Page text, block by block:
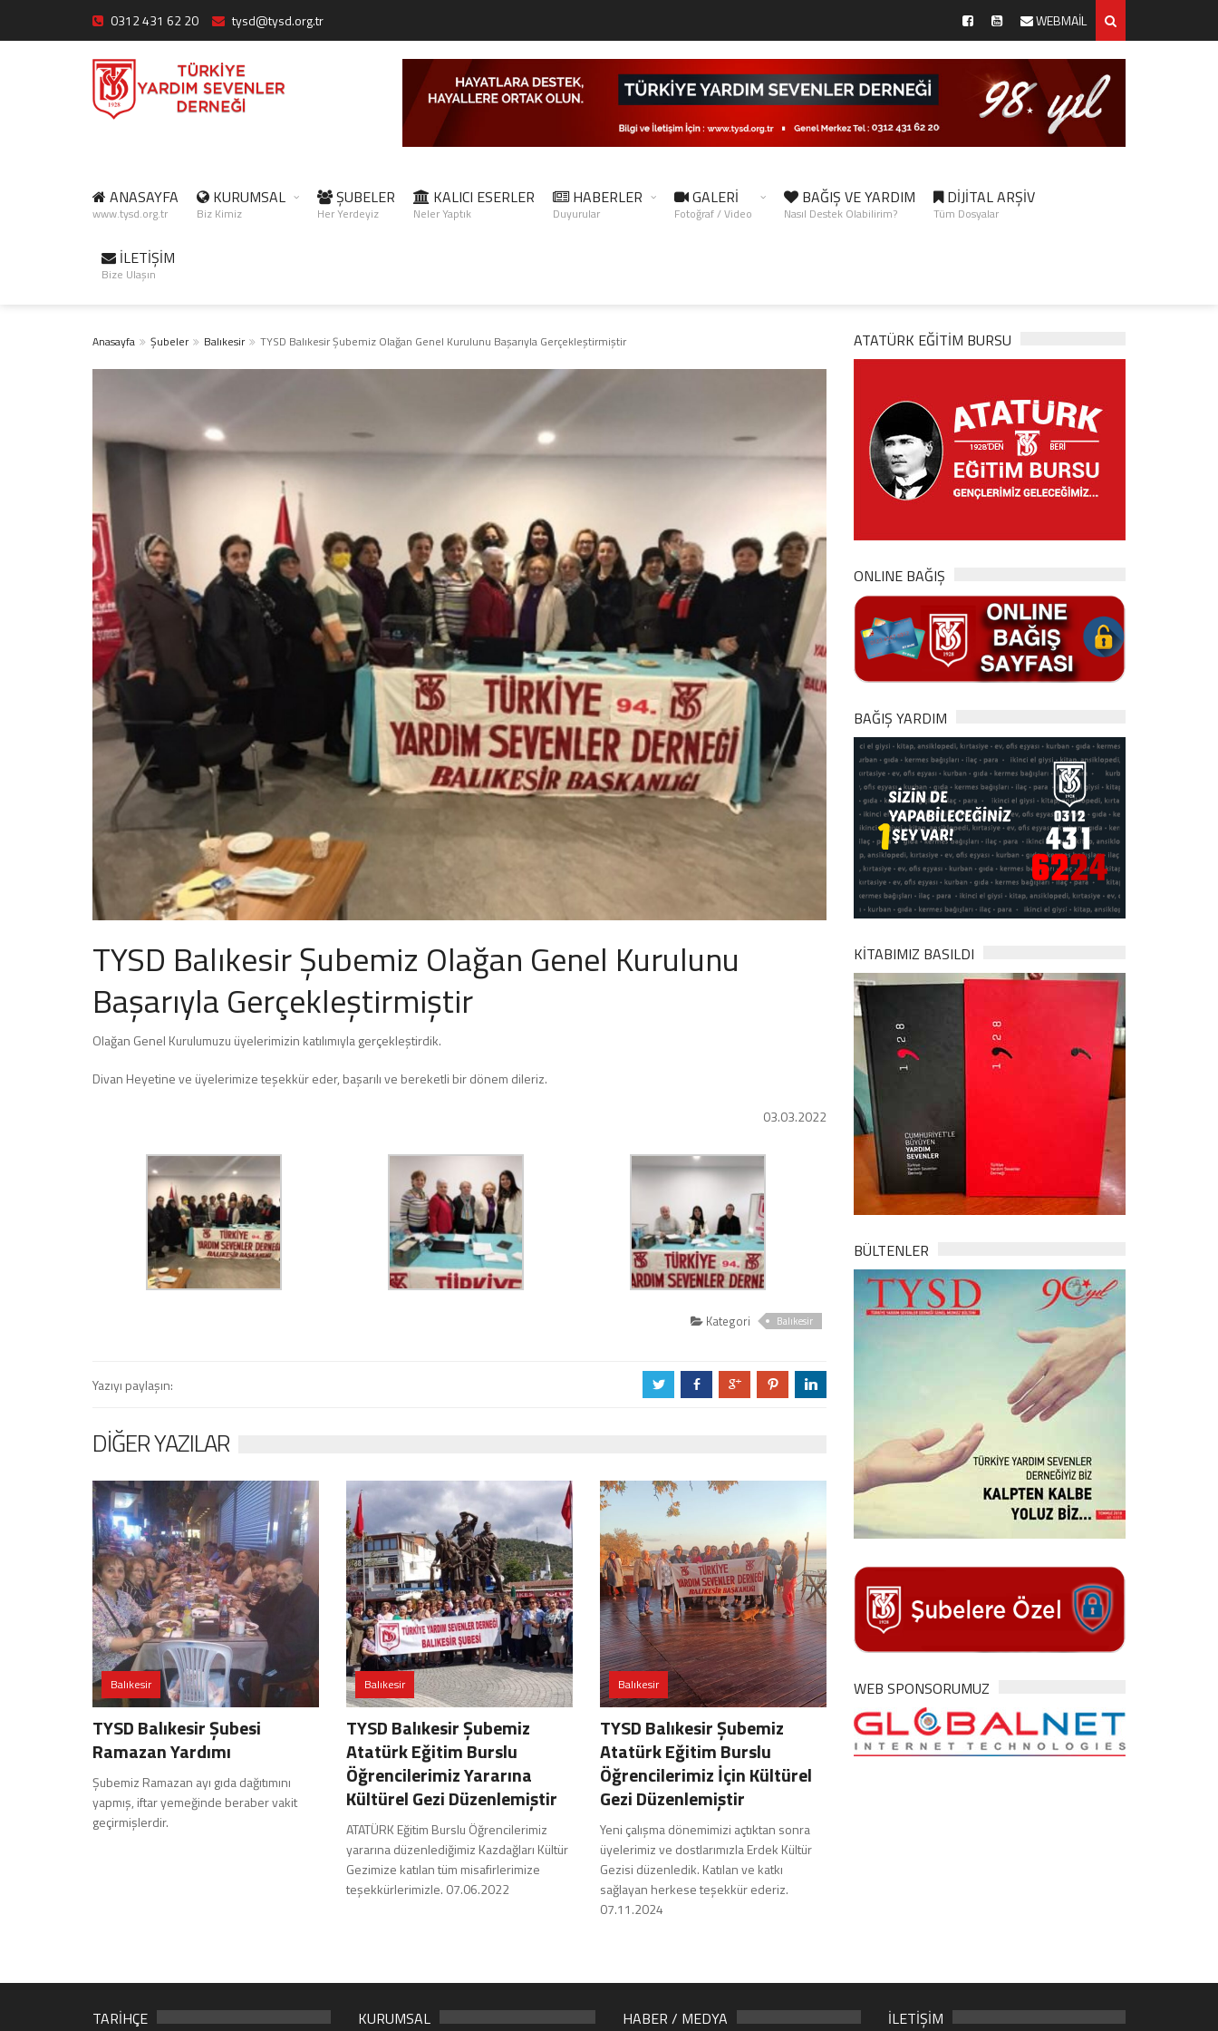
0312 431 62 20 tysd@tysd.org.tr WEBMAİL
ANASAYFA
www.tysd.org.tr
KURUMSAL
Biz Kimiz
ŞUBELER
Her Yerdeyiz
KALICI ESERLER
Neler Yaptık
HABERLER
Duyurular
GALERİ
Fotoğraf / Video
BAĞIŞ VE YARDIM
Nasıl Destek Olabilirim?
DİJİTAL ARŞİV
Tüm Dosyalar
İLETİŞİM
Bize Ulaşın
Anasayfa Şubeler Balıkesir TYSD Balıkesir Şubemiz Olağan Genel Kurulunu Başarıyla Gerçekleştirmiştir
TYSD Balıkesir Şubemiz Olağan Genel Kurulunu
Başarıyla Gerçekleştirmiştir
Olağan Genel Kurulumuzu üyelerimizin katılımıyla gerçekleştirdik.
Divan Heyetine ve üyelerimize teşekkür eder, başarılı ve bereketli bir dönem dileriz.
03.03.2022
Kategori Balıkesir
Yazıyı paylaşın: a b c d j
DIĞER YAZILAR
Balıkesir
TYSD Balıkesir Şubesi
Ramazan Yardımı
Şubemiz Ramazan ayı gıda dağıtımını
yapmış, iftar yemeğinde beraber vakit
geçirmişlerdir.
Balıkesir
TYSD Balıkesir Şubemiz
Atatürk Eğitim Burslu
Öğrencilerimiz Yararına
Kültürel Gezi Düzenlemiştir
ATATÜRK Eğitim Burslu Öğrencilerimiz
yararına düzenlediğimiz Kazdağları Kültür
Gezimize katılan tüm misafirlerimize
teşekkürlerimizle. 07.06.2022
Balıkesir
TYSD Balıkesir Şubemiz
Atatürk Eğitim Burslu
Öğrencilerimiz İçin Kültürel
Gezi Düzenlemiştir
Yeni çalışma dönemimizi açtıktan sonra
üyelerimiz ve dostlarımızla Erdek Kültür
Gezisi düzenledik. Katılan ve katkı
sağlayan herkese teşekkür ederiz.
07.11.2024
ATATÜRK EĞITIM BURSU
ONLINE BAĞIŞ
BAĞIŞ YARDIM
KİTABIMIZ BASILDI
BÜLTENLER
WEB SPONSORUMUZ
TARİHÇE KURUMSAL HABER / MEDYA İLETİŞİM